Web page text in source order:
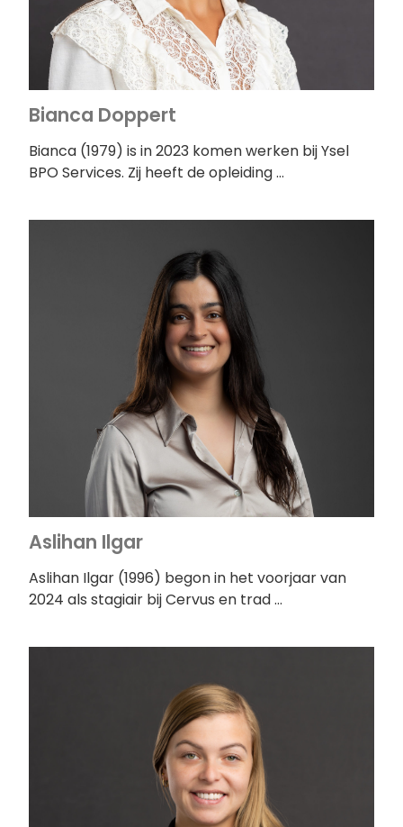
Bianca Doppert
Bianca (1979) is in 2023 komen werken bij Ysel
BPO Services. Zij heeft de opleiding …
Aslihan Ilgar
Aslihan Ilgar (1996) begon in het voorjaar van
2024 als stagiair bij Cervus en trad …